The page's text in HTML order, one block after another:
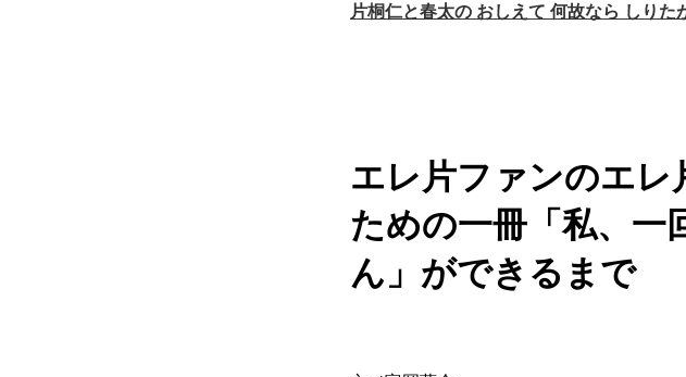
片桐仁と春太の おしえて 何故なら しりた
エレ片ファンのエ
ための一冊「私、一
ん」ができるまで